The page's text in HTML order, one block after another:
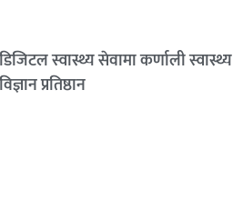
स्वास्थ्य सेवामा कर्णाली स्वास्थ्य
प्रतिष्ठान